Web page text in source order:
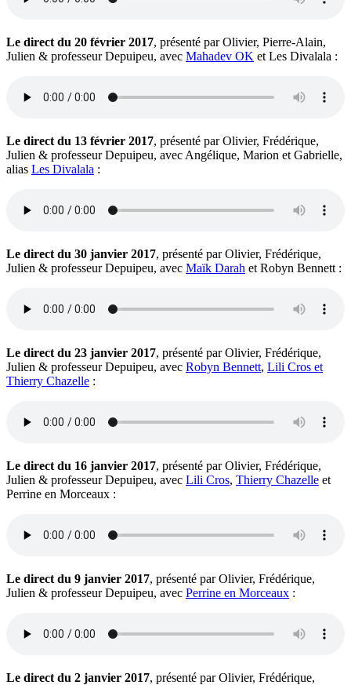
Le direct du 20 février 2017, présenté par Olivier, Pierre-Alain,
Julien & professeur Depuipeu, avec Mahadev OK et Les Divalala :
Le direct du 13 février 2017, présenté par Olivier, Frédérique,
Julien & professeur Depuipeu, avec Angélique, Marion et Gabrielle,
alias Les Divalala :
Le direct du 30 janvier 2017, présenté par Olivier, Frédérique,
Julien & professeur Depuipeu, avec Maïk Darah et Robyn Bennett :
Le direct du 23 janvier 2017, présenté par Olivier, Frédérique,
Julien & professeur Depuipeu, avec Robyn Bennett, Lili Cros et
Thierry Chazelle :
Le direct du 16 janvier 2017, présenté par Olivier, Frédérique,
Julien & professeur Depuipeu, avec Lili Cros, Thierry Chazelle et
Perrine en Morceaux :
Le direct du 9 janvier 2017, présenté par Olivier, Frédérique,
Julien & professeur Depuipeu, avec Perrine en Morceaux :
Le direct du 2 janvier 2017, présenté par Olivier, Frédérique,